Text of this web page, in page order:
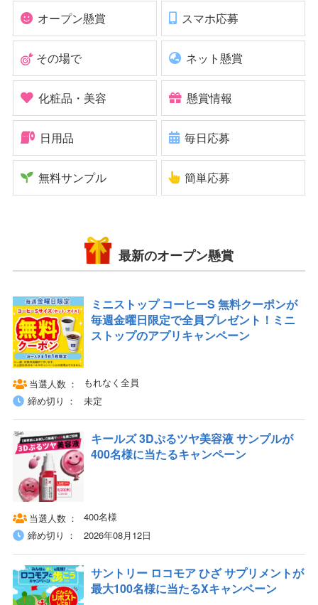
オープン懸賞 スマホ応募
その場で ネット懸賞
化粧品・美容 懸賞情報
日用品 毎日応募
無料サンプル 簡単応募
最新のオープン懸賞
ミニストップ コーヒーS 無料クーポンが
毎週金曜日限定で全員プレゼント！ミニ
ストップのアプリキャンペーン
当選人数
もれなく全員
締め切り
未定
キールズ 3Dぷるツヤ美容液 サンプルが
400名様に当たるキャンペーン
当選人数
400名様
締め切り
2026年08月12日
サントリー ロコモア ひざ サプリメントが
最大100名様に当たるXキャンペーン